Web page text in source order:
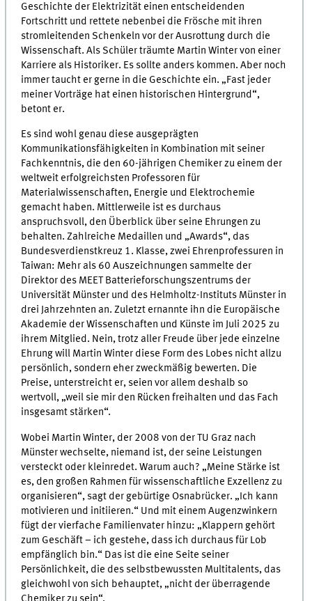
Geschichte der Elektrizität einen entscheidenden
Fortschritt und rettete nebenbei die Frösche mit ihren
stromleitenden Schenkeln vor der Ausrottung durch die
Wissenschaft. Als Schüler träumte Martin Winter von einer
Karriere als Historiker. Es sollte anders kommen. Aber noch
immer taucht er gerne in die Geschichte ein. „Fast jeder
meiner Vorträge hat einen historischen Hintergrund“,
betont er.
Es sind wohl genau diese ausgeprägten
Kommunikationsfähigkeiten in Kombination mit seiner
Fachkenntnis, die den 60-jährigen Chemiker zu einem der
weltweit erfolgreichsten Professoren für
Materialwissenschaften, Energie und Elektrochemie
gemacht haben. Mittlerweile ist es durchaus
anspruchsvoll, den Überblick über seine Ehrungen zu
behalten. Zahlreiche Medaillen und „Awards“, das
Bundesverdienstkreuz 1. Klasse, zwei Ehrenprofessuren in
Taiwan: Mehr als 60 Auszeichnungen sammelte der
Direktor des MEET Batterieforschungszentrums der
Universität Münster und des Helmholtz-Instituts Münster in
drei Jahrzehnten an. Zuletzt ernannte ihn die Europäische
Akademie der Wissenschaften und Künste im Juli 2025 zu
ihrem Mitglied. Nein, trotz aller Freude über jede einzelne
Ehrung will Martin Winter diese Form des Lobes nicht allzu
persönlich, sondern eher zweckmäßig bewerten. Die
Preise, unterstreicht er, seien vor allem deshalb so
wertvoll, „weil sie mir den Rücken freihalten und das Fach
insgesamt stärken“.
Wobei Martin Winter, der 2008 von der TU Graz nach
Münster wechselte, niemand ist, der seine Leistungen
versteckt oder kleinredet. Warum auch? „Meine Stärke ist
es, den großen Rahmen für wissenschaftliche Exzellenz zu
organisieren“, sagt der gebürtige Osnabrücker. „Ich kann
motivieren und initiieren.“ Und mit einem Augenzwinkern
fügt der vierfache Familienvater hinzu: „Klappern gehört
zum Geschäft – ich gestehe, dass ich durchaus für Lob
empfänglich bin.“ Das ist die eine Seite seiner
Persönlichkeit, die des selbstbewussten Multitalents, das
gleichwohl von sich behauptet, „nicht der überragende
Chemiker zu sein“.